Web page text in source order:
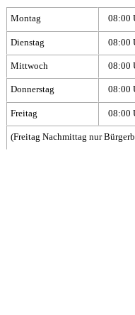
Montag 08:00
Dienstag 08:00
Mittwoch 08:00
Donnerstag 08:00
Freitag 08:00
(Freitag Nachmittag nur